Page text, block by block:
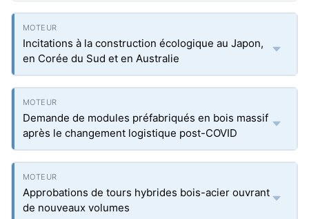
Incitations à la construction écologique au Japon,
en Corée du Sud et en Australie
Demande de modules préfabriqués en bois massif
après le changement logistique post-COVID
Approbations de tours hybrides bois-acier ouvrant
de nouveaux volumes